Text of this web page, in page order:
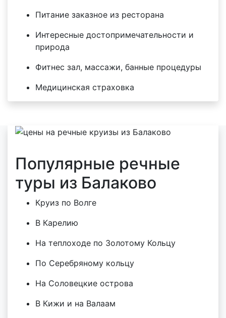
Питание заказное из ресторана
Интересные достопримечательности и
природа
Фитнес зал, массажи, банные процедуры
Медицинская страховка
Популярные речные
туры из Балаково
Круиз по Волге
В Карелию
На теплоходе по Золотому Кольцу
По Серебряному кольцу
На Соловецкие острова
В Кижи и на Валаам